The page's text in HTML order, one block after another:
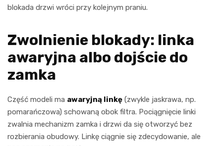
blokada drzwi wróci przy kolejnym praniu.
Zwolnienie blokady: linka
awaryjna albo dojście do
zamka
Część modeli ma awaryjną linkę (zwykle jaskrawa, np.
pomarańczowa) schowaną obok filtra. Pociągnięcie linki
zwalnia mechanizm zamka i drzwi da się otworzyć bez
rozbierania obudowy. Linkę ciągnie się zdecydowanie, ale